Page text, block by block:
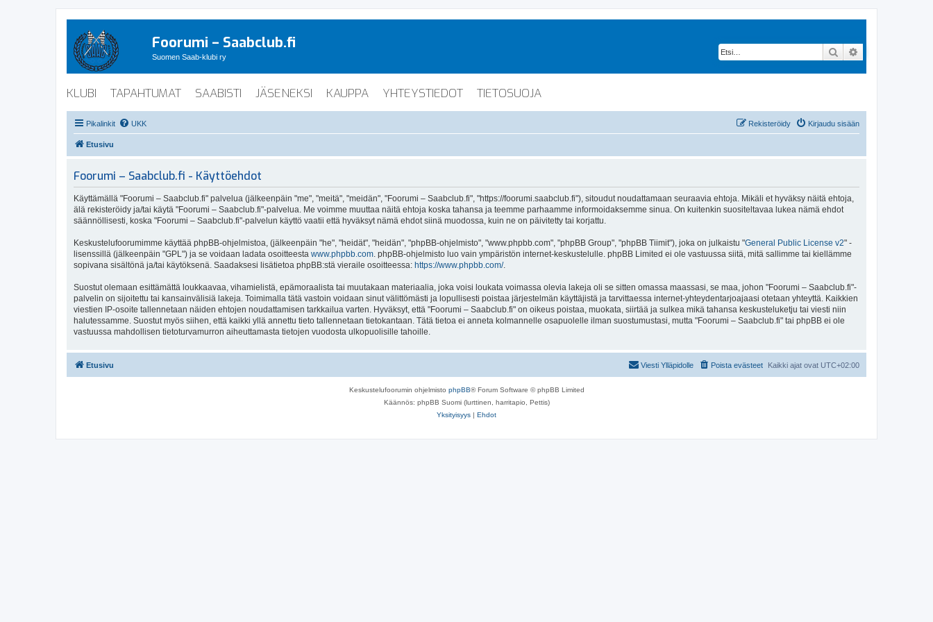
Foorumi – Saabclub.fi
Suomen Saab-klubi ry Etsi
KLUBI TAPAHTUMAT SAABISTI JÄSENEKSI KAUPPA YHTEYSTIEDOT TIETOSUOJA
Pikalinkit UKK Kirjaudu sisään
Rekisteröidy
Etusivu
Foorumi – Saabclub.fi - Käyttöehdot
Käyttämällä "Foorumi – Saabclub.fi" palvelua (jälkeenpäin "me", "meitä", "meidän", "Foorumi – Saabclub.fi", "https://foorumi.saabclub.fi"), sitoudut noudattamaan seuraavia ehtoja. Mikäli et hyväksy näitä ehtoja,
älä rekisteröidy ja/tai käytä "Foorumi – Saabclub.fi"-palvelua. Me voimme muuttaa näitä ehtoja koska tahansa ja teemme parhaamme informoidaksemme sinua. On kuitenkin suositeltavaa lukea nämä ehdot
säännöllisesti, koska "Foorumi – Saabclub.fi"-palvelun käyttö vaatii että hyväksyt nämä ehdot siinä muodossa, kuin ne on päivitetty tai korjattu.
Keskustelufoorumimme käyttää phpBB-ohjelmistoa, (jälkeenpäin "he", "heidät", "heidän", "phpBB-ohjelmisto", "www.phpbb.com", "phpBB Group", "phpBB Tiimit"), joka on julkaistu "General Public License v2" -
lisenssillä (jälkeenpäin "GPL") ja se voidaan ladata osoitteesta www.phpbb.com . phpBB-ohjelmisto luo vain ympäristön internet-keskustelulle. phpBB Limited ei ole vastuussa siitä, mitä sallimme tai kiellämme
sopivana sisältönä ja/tai käytöksenä. Saadaksesi lisätietoa phpBB:stä vieraile osoitteessa: https://www.phpbb.com/.
Suostut olemaan esittämättä loukkaavaa, vihamielistä, epämoraalista tai muutakaan materiaalia, joka voisi loukata voimassa olevia lakeja oli se sitten omassa maassasi, se maa, johon "Foorumi – Saabclub.fi"-
palvelin on sijoitettu tai kansainvälisiä lakeja. Toimimalla tätä vastoin voidaan sinut välittömästi ja lopullisesti poistaa järjestelmän käyttäjistä ja tarvittaessa internet-yhteydentarjoajaasi otetaan yhteyttä. Kaikkien
viestien IP-osoite tallennetaan näiden ehtojen noudattamisen tarkkailua varten. Hyväksyt, että "Foorumi – Saabclub.fi" on oikeus poistaa, muokata, siirtää ja sulkea mikä tahansa keskusteluketju tai viesti niin
halutessamme. Suostut myös siihen, että kaikki yllä annettu tieto tallennetaan tietokantaan. Tätä tietoa ei anneta kolmannelle osapuolelle ilman suostumustasi, mutta "Foorumi – Saabclub.fi" tai phpBB ei ole
vastuussa mahdollisen tietoturvamurron aiheuttamasta tietojen vuodosta ulkopuolisille tahoille.
Etusivu Kaikki ajat ovat UTC+02:00
Poista evästeet
Viesti Ylläpidolle
Keskustelufoorumin ohjelmisto phpBB® Forum Software © phpBB Limited
Käännös: phpBB Suomi (lurttinen, harritapio, Pettis)
Yksityisyys | Ehdot